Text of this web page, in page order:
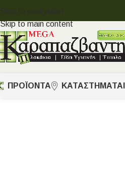
Skip to navigation
Skip to main content
ΠΡΟΪΟΝΤΑ ΚΑΤΑΣΤΗΜΑΤΑ